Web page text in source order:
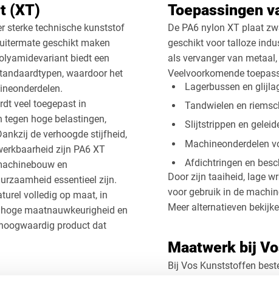
Afsnede
(XT)
sterke technische kunststof
geschikt maken
biedt een
waardoor het
veel toegepast in
hoge belastingen,
de verhoogde stijfheid,
zijn PA6 XT
en
essentieel zijn.
volledig op maat, in
maatnauwkeurigheid en
product dat
contact
Toepassingen
De PA6 nylon XT plaat
geschikt voor talloze
als vervanger van
Veelvoorkomende
Lagerbussen en
Tandwielen en
Slijtstrippen en
Machineonderdelen
Afdichtringen en
Door zijn taaiheid, lage
voor gebruik in de
Meer alternatieven
Maatwerk bij
Bij Vos Kunststoffen
op maat. Of het nu gaat
wij leveren maatwerk tot